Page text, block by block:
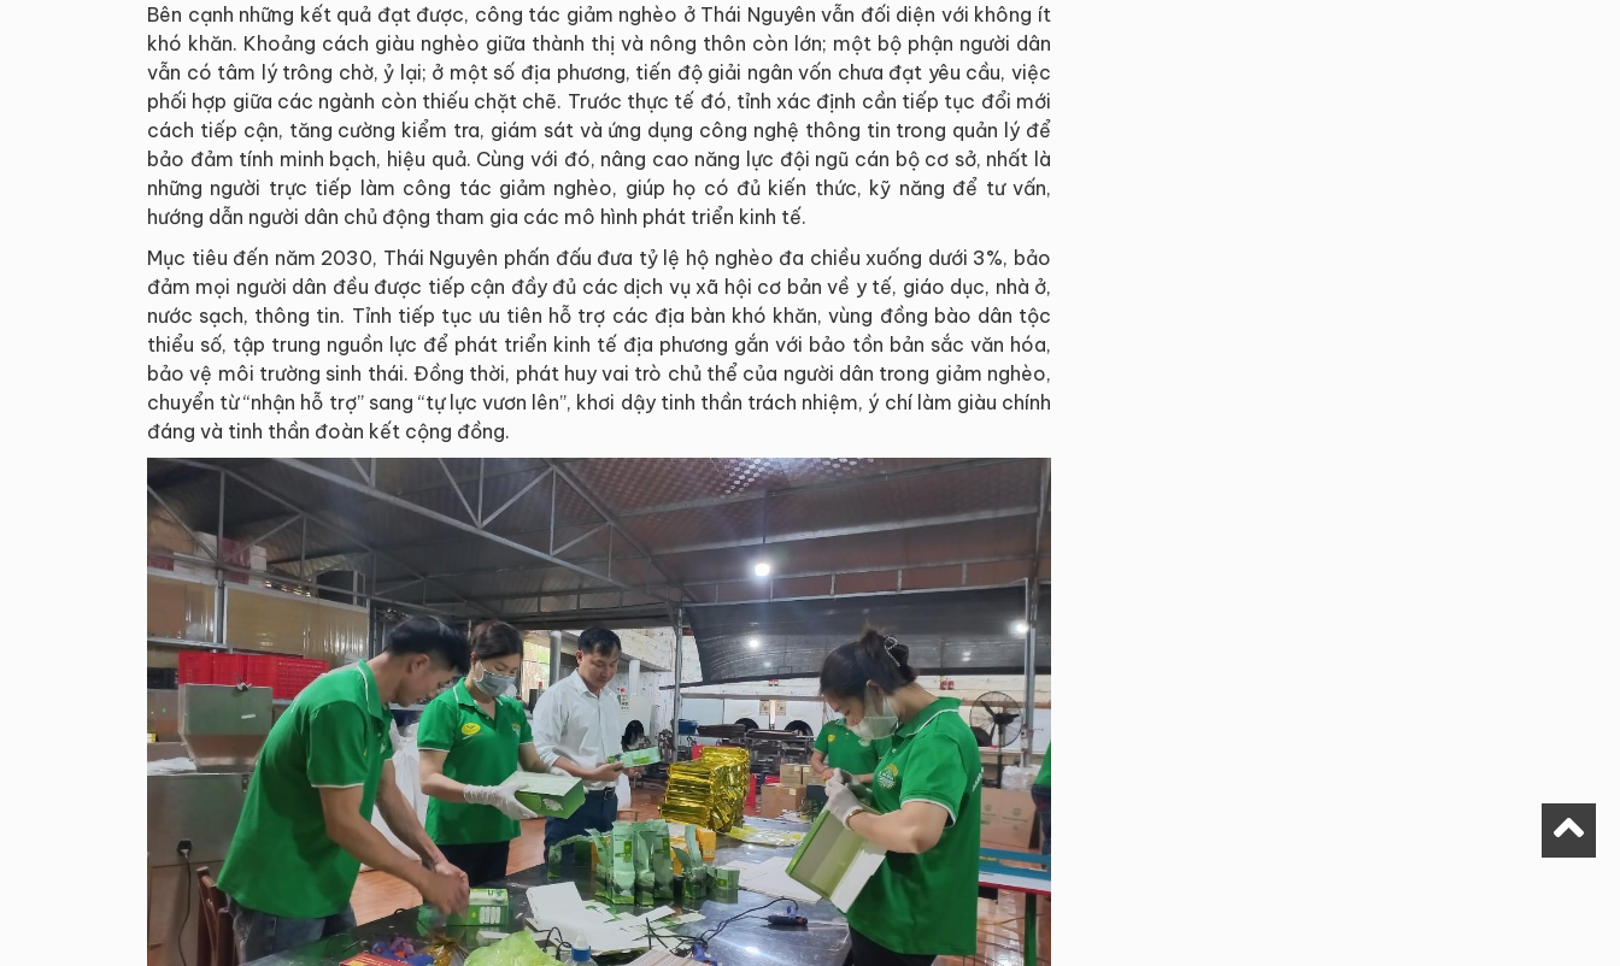
Bên cạnh những kết quả đạt được, công tác giảm nghèo ở Thái Nguyên vẫn đối diện với không ít
khó khăn. Khoảng cách giàu nghèo giữa thành thị và nông thôn còn lớn; một bộ phận người dân
vẫn có tâm lý trông chờ, ỷ lại; ở một số địa phương, tiến độ giải ngân vốn chưa đạt yêu cầu, việc
phối hợp giữa các ngành còn thiếu chặt chẽ. Trước thực tế đó, tỉnh xác định cần tiếp tục đổi mới
cách tiếp cận, tăng cường kiểm tra, giám sát và ứng dụng công nghệ thông tin trong quản lý để
bảo đảm tính minh bạch, hiệu quả. Cùng với đó, nâng cao năng lực đội ngũ cán bộ cơ sở, nhất là
những người trực tiếp làm công tác giảm nghèo, giúp họ có đủ kiến thức, kỹ năng để tư vấn,
hướng dẫn người dân chủ động tham gia các mô hình phát triển kinh tế.
Mục tiêu đến năm 2030, Thái Nguyên phấn đấu đưa tỷ lệ hộ nghèo đa chiều xuống dưới 3%, bảo
đảm mọi người dân đều được tiếp cận đầy đủ các dịch vụ xã hội cơ bản về y tế, giáo dục, nhà ở,
nước sạch, thông tin. Tỉnh tiếp tục ưu tiên hỗ trợ các địa bàn khó khăn, vùng đồng bào dân tộc
thiểu số, tập trung nguồn lực để phát triển kinh tế địa phương gắn với bảo tồn bản sắc văn hóa,
bảo vệ môi trường sinh thái. Đồng thời, phát huy vai trò chủ thể của người dân trong giảm nghèo,
chuyển từ “nhận hỗ trợ” sang “tự lực vươn lên”, khơi dậy tinh thần trách nhiệm, ý chí làm giàu chính
đáng và tinh thần đoàn kết cộng đồng.